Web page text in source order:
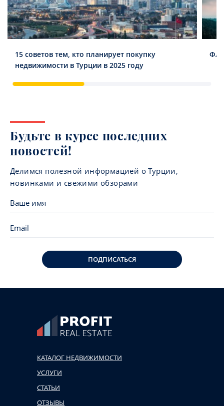
15 советов тем, кто планирует покупку
недвижимости в Турции в 2025 году
Будьте в курсе последних
новостей!
Делимся полезной информацией о Турции,
новинками и свежими обзорами
ПОДПИСАТЬСЯ
КАТАЛОГ НЕДВИЖИМОСТИ
УСЛУГИ
СТАТЬИ
ОТЗЫВЫ